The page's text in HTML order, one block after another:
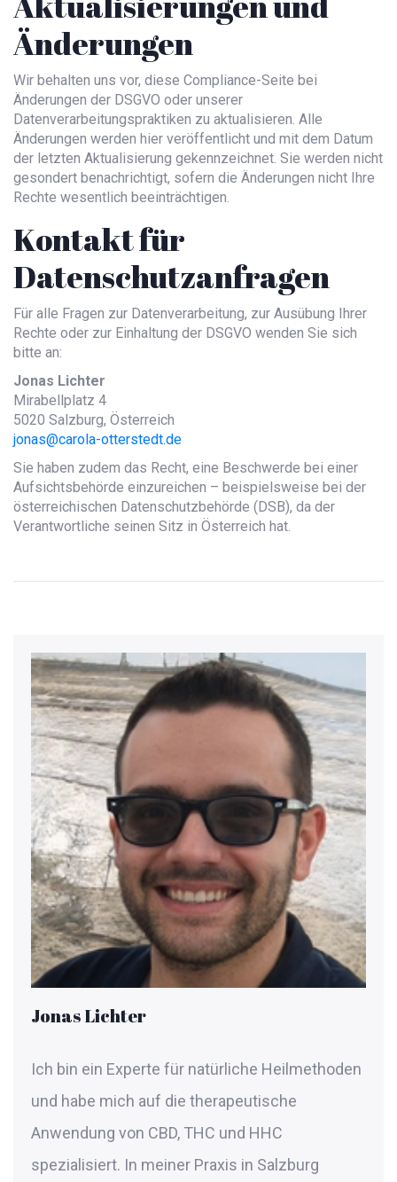
Änderungen
Wir behalten uns vor, diese Compliance-Seite bei
Änderungen der DSGVO oder unserer
Datenverarbeitungspraktiken zu aktualisieren. Alle
Änderungen werden hier veröffentlicht und mit dem Datum
der letzten Aktualisierung gekennzeichnet. Sie werden nicht
gesondert benachrichtigt, sofern die Änderungen nicht Ihre
Rechte wesentlich beeinträchtigen.
Kontakt für
Datenschutzanfragen
Für alle Fragen zur Datenverarbeitung, zur Ausübung Ihrer
Rechte oder zur Einhaltung der DSGVO wenden Sie sich
bitte an:
Jonas Lichter
Mirabellplatz 4
5020 Salzburg, Österreich
jonas@carola-otterstedt.de
Sie haben zudem das Recht, eine Beschwerde bei einer
Aufsichtsbehörde einzureichen – beispielsweise bei der
österreichischen Datenschutzbehörde (DSB), da der
Verantwortliche seinen Sitz in Österreich hat.
Jonas Lichter
Ich bin ein Experte für natürliche Heilmethoden
und habe mich auf die therapeutische
Anwendung von CBD, THC und HHC
spezialisiert. In meiner Praxis in Salzburg